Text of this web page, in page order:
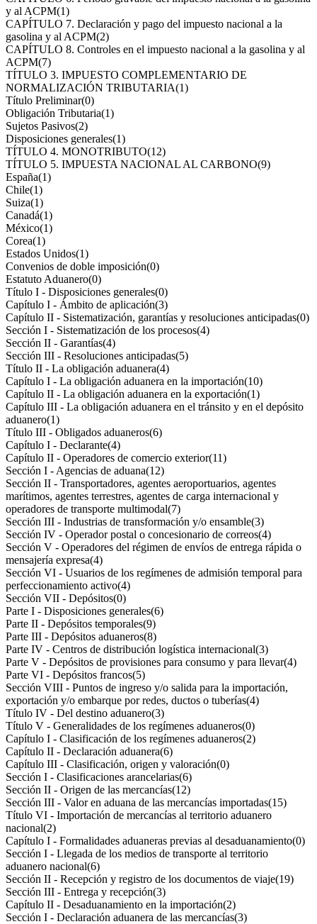
y al ACPM(1)
CAPÍTULO 7. Declaración y pago del impuesto nacional a la
gasolina y al ACPM(2)
CAPÍTULO 8. Controles en el impuesto nacional a la gasolina y al
ACPM(7)
TÍTULO 3. IMPUESTO COMPLEMENTARIO DE
NORMALIZACIÓN TRIBUTARIA(1)
Título Preliminar(0)
Obligación Tributaria(1)
Sujetos Pasivos(2)
Disposiciones generales(1)
TÍTULO 4. MONOTRIBUTO(12)
TÍTULO 5. IMPUESTA NACIONAL AL CARBONO(9)
España(1)
Chile(1)
Suiza(1)
Canadá(1)
México(1)
Corea(1)
Estados Unidos(1)
Convenios de doble imposición(0)
Estatuto Aduanero(0)
Título I - Disposiciones generales(0)
Capítulo I - Ámbito de aplicación(3)
Capítulo II - Sistematización, garantías y resoluciones anticipadas(0)
Sección I - Sistematización de los procesos(4)
Sección II - Garantías(4)
Sección III - Resoluciones anticipadas(5)
Título II - La obligación aduanera(4)
Capítulo I - La obligación aduanera en la importación(10)
Capítulo II - La obligación aduanera en la exportación(1)
Capítulo III - La obligación aduanera en el tránsito y en el depósito
aduanero(1)
Título III - Obligados aduaneros(6)
Capítulo I - Declarante(4)
Capítulo II - Operadores de comercio exterior(11)
Sección I - Agencias de aduana(12)
Sección II - Transportadores, agentes aeroportuarios, agentes
marítimos, agentes terrestres, agentes de carga internacional y
operadores de transporte multimodal(7)
Sección III - Industrias de transformación y/o ensamble(3)
Sección IV - Operador postal o concesionario de correos(4)
Sección V - Operadores del régimen de envíos de entrega rápida o
mensajería expresa(4)
Sección VI - Usuarios de los regímenes de admisión temporal para
perfeccionamiento activo(4)
Sección VII - Depósitos(0)
Parte I - Disposiciones generales(6)
Parte II - Depósitos temporales(9)
Parte III - Depósitos aduaneros(8)
Parte IV - Centros de distribución logística internacional(3)
Parte V - Depósitos de provisiones para consumo y para llevar(4)
Parte VI - Depósitos francos(5)
Sección VIII - Puntos de ingreso y/o salida para la importación,
exportación y/o embarque por redes, ductos o tuberías(4)
Título IV - Del destino aduanero(3)
Título V - Generalidades de los regímenes aduaneros(0)
Capítulo I - Clasificación de los regímenes aduaneros(2)
Capítulo II - Declaración aduanera(6)
Capítulo III - Clasificación, origen y valoración(0)
Sección I - Clasificaciones arancelarias(6)
Sección II - Origen de las mercancías(12)
Sección III - Valor en aduana de las mercancías importadas(15)
Título VI - Importación de mercancías al territorio aduanero
nacional(2)
Capítulo I - Formalidades aduaneras previas al desaduanamiento(0)
Sección I - Llegada de los medios de transporte al territorio
aduanero nacional(6)
Sección II - Recepción y registro de los documentos de viaje(19)
Sección III - Entrega y recepción(3)
Capítulo II - Desaduanamiento en la importación(2)
Sección I - Declaración aduanera de las mercancías(3)